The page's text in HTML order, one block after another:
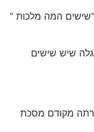
המה מלכות "
שיש שישים
מקודם מסכת